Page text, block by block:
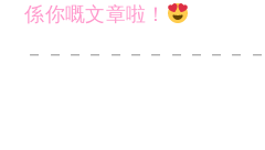
係你嘅文章啦！
－－－－－－－－－－－